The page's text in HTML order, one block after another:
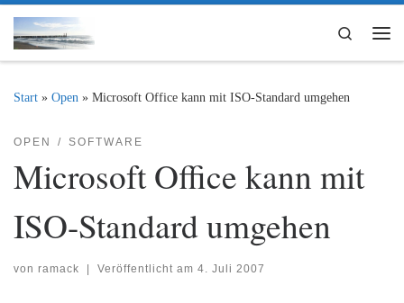
Zum Inhalt springen
Search
Start » Open » Microsoft Office kann mit ISO-Standard umgehen
OPEN SOFTWARE
Microsoft Office kann mit
ISO-Standard umgehen
von ramack | Veröffentlicht am 4. Juli 2007